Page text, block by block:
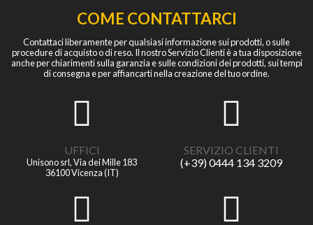
COME CONTATTARCI
Contattaci liberamente per qualsiasi informazione sui prodotti, o sulle
procedure di acquisto o di reso. Il nostro Servizio Clienti è a tua disposizione
anche per chiarimenti sulla garanzia e sulle condizioni dei prodotti, sui tempi
di consegna e per affiancarti nella creazione del tuo ordine.
UFFICI
Unisono srl, Via dei Mille 183
36100 Vicenza (IT)
SERVIZIO CLIENTI
(+39) 0444 134 3209